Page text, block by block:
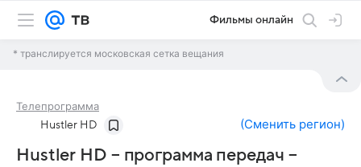
Фильмы онлайн
* транслируется московская сетка вещания
Телепрограмма
Hustler HD (Сменить регион)
Hustler HD – программа передач –